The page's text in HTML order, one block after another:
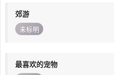
郊游
未标明
最喜欢的宠物